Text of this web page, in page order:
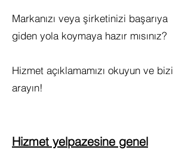
Markanızı veya şirketinizi başarıya
giden yola koymaya hazır mısınız?
Hizmet açıklamamızı okuyun ve bizi
arayın!
Hizmet yelpazesine genel